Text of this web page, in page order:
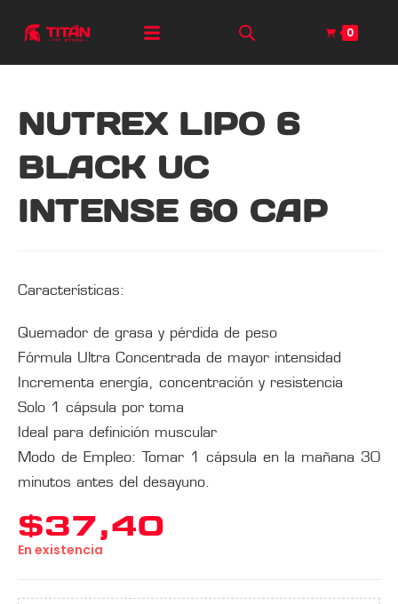
0
NUTREX LIPO 6
BLACK UC
INTENSE 60 CAP
Características:
Quemador de grasa y pérdida de peso
Fórmula Ultra Concentrada de mayor intensidad
Incrementa energía, concentración y resistencia
Solo 1 cápsula por toma
Ideal para definición muscular
Modo de Empleo: Tomar 1 cápsula en la mañana 30
minutos antes del desayuno.
$37,40
En existencia